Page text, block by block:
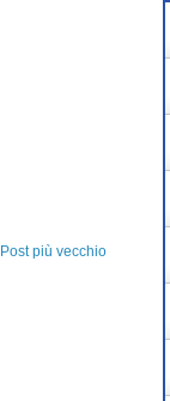
Post più vecchio